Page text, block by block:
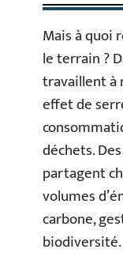
Mais à quoi
le terrain ?
travaillent à
effet de
déchets.
partagent
volumes
carbone,
biodiversité.